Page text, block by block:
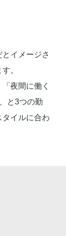
イメージさ
。
夜間に働く
と3つの勤
イルに合わ